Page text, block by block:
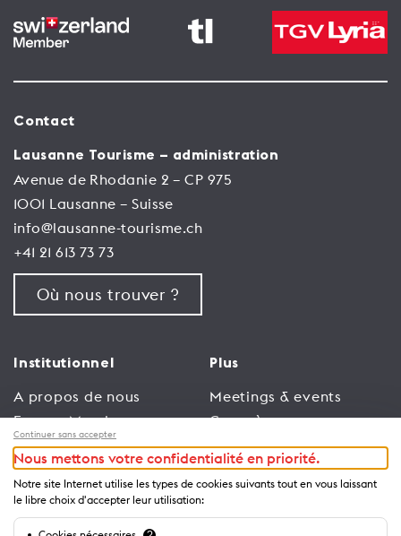
Contact
Lausanne Tourisme – administration
Avenue de Rhodanie 2 – CP 975
1001 Lausanne – Suisse
info@lausanne-tourisme.ch
+41 21 613 73 73
Où nous trouver ?
Institutionnel
A propos de nous
Espace Membres
Emploi
Conditions générales
d’utilisation
Politique de
Plus
Meetings & events
Congrès
Trade
Espace Médias
Annonceurs
Brochures et guides
Continuer sans accepter
Nous mettons votre confidentialité en priorité.
Notre site Internet utilise les types de cookies suivants tout en vous laissant
le libre choix d'accepter leur utilisation: